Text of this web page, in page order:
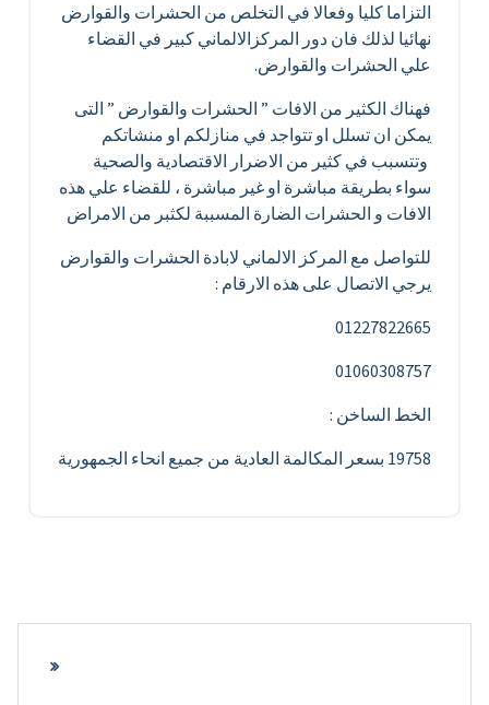
التزاما كليا وفعالا في التخلص من الحشرات والقوارض
نهائيا لذلك فان دور المركزالالماني كبير في القضاء
علي الحشرات والقوارض.
فهناك الكثير من الافات ” الحشرات والقوارض ” التى
يمكن ان تسلل او تتواجد في منازلكم او منشاتكم
وتتسبب في كثير من الاضرار الاقتصادية والصحية
سواء بطريقة مباشرة او غير مباشرة ، للقضاء علي هذه
الافات و الحشرات الضارة المسببة لكثبر من الامراض
للتواصل مع المركز الالماني لابادة الحشرات والقوارض
يرجي الاتصال على هذه الارقام :
01227822665
01060308757
الخط الساخن :
19758 بسعر المكالمة العادية من جميع انحاء الجمهورية